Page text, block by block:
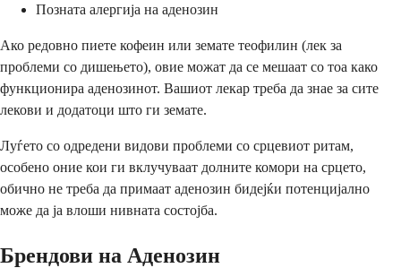
Позната алергија на аденозин
Ако редовно пиете кофеин или земате теофилин (лек за
проблеми со дишењето), овие можат да се мешаат со тоа како
функционира аденозинот. Вашиот лекар треба да знае за сите
лекови и додатоци што ги земате.
Луѓето со одредени видови проблеми со срцевиот ритам,
особено оние кои ги вклучуваат долните комори на срцето,
обично не треба да примаат аденозин бидејќи потенцијално
може да ја влоши нивната состојба.
Брендови на Аденозин